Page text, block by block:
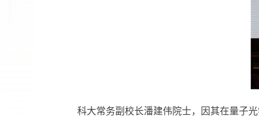
科大常务副校长潘建伟院士，因其在量子光